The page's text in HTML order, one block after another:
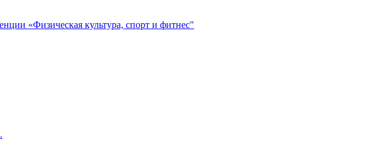
«Физическая культура, спорт и фитнес"